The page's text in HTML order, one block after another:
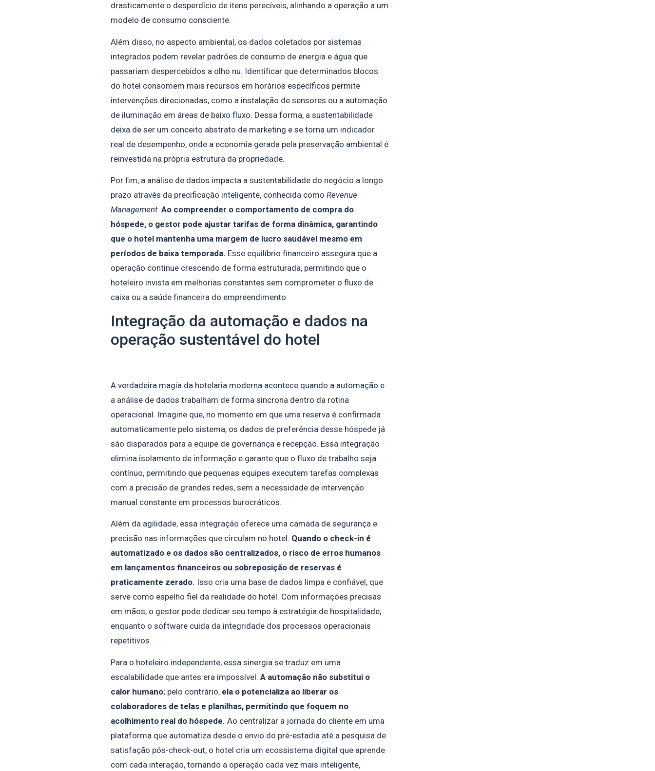
drasticamente o desperdício de itens perecíveis, alinhando a operação a um
modelo de consumo consciente.
Além disso, no aspecto ambiental, os dados coletados por sistemas
integrados podem revelar padrões de consumo de energia e água que
passariam despercebidos a olho nu. Identificar que determinados blocos
do hotel consomem mais recursos em horários específicos permite
intervenções direcionadas, como a instalação de sensores ou a automação
de iluminação em áreas de baixo fluxo. Dessa forma, a sustentabilidade
deixa de ser um conceito abstrato de marketing e se torna um indicador
real de desempenho, onde a economia gerada pela preservação ambiental é
reinvestida na própria estrutura da propriedade.
Por fim, a análise de dados impacta a sustentabilidade do negócio a longo
prazo através da precificação inteligente, conhecida como Revenue
Management. Ao compreender o comportamento de compra do
hóspede, o gestor pode ajustar tarifas de forma dinâmica, garantindo
que o hotel mantenha uma margem de lucro saudável mesmo em
períodos de baixa temporada. Esse equilíbrio financeiro assegura que a
operação continue crescendo de forma estruturada, permitindo que o
hoteleiro invista em melhorias constantes sem comprometer o fluxo de
caixa ou a saúde financeira do empreendimento.
Integração da automação e dados na
operação sustentável do hotel
A verdadeira magia da hotelaria moderna acontece quando a automação e
a análise de dados trabalham de forma síncrona dentro da rotina
operacional. Imagine que, no momento em que uma reserva é confirmada
automaticamente pelo sistema, os dados de preferência desse hóspede já
são disparados para a equipe de governança e recepção. Essa integração
elimina isolamento de informação e garante que o fluxo de trabalho seja
contínuo, permitindo que pequenas equipes executem tarefas complexas
com a precisão de grandes redes, sem a necessidade de intervenção
manual constante em processos burocráticos.
Além da agilidade, essa integração oferece uma camada de segurança e
precisão nas informações que circulam no hotel. Quando o check-in é
automatizado e os dados são centralizados, o risco de erros humanos
em lançamentos financeiros ou sobreposição de reservas é
praticamente zerado. Isso cria uma base de dados limpa e confiável, que
serve como espelho fiel da realidade do hotel. Com informações precisas
em mãos, o gestor pode dedicar seu tempo à estratégia de hospitalidade,
enquanto o software cuida da integridade dos processos operacionais
repetitivos.
Para o hoteleiro independente, essa sinergia se traduz em uma
escalabilidade que antes era impossível. A automação não substitui o
calor humano; pelo contrário, ela o potencializa ao liberar os
colaboradores de telas e planilhas, permitindo que foquem no
acolhimento real do hóspede. Ao centralizar a jornada do cliente em uma
plataforma que automatiza desde o envio do pré-estadia até a pesquisa de
satisfação pós-check-out, o hotel cria um ecossistema digital que aprende
com cada interação, tornando a operação cada vez mais inteligente,